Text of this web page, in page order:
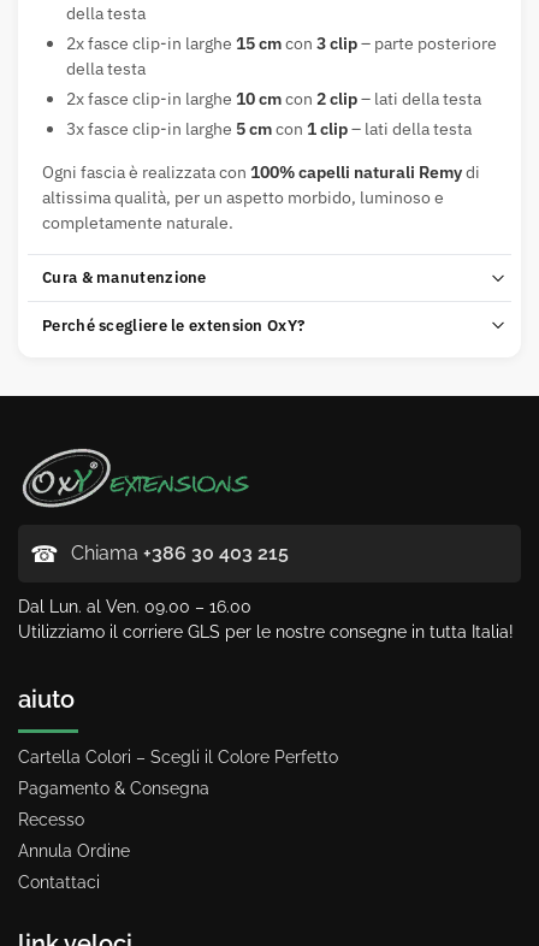
della testa
2x fasce clip-in larghe 15 cmcon 3 clip– parte posteriore
della testa
2x fasce clip-in larghe 10 cmcon 2 clip– lati della testa
3x fasce clip-in larghe 5 cmcon 1 clip– lati della testa
Ogni fascia è realizzata con 100% capelli naturali Remydi
altissima qualità, per un aspetto morbido, luminoso e
completamente naturale.
Cura & manutenzione
Perché scegliere le extension OxY?
☎ Chiama +386 30 403 215
Dal Lun. al Ven. 09.00 – 16.00
Utilizziamo il corriere GLS per le nostre consegne in tutta Italia!
aiuto
Cartella Colori – Scegli il Colore Perfetto
Pagamento & Consegna
Recesso
Annula Ordine
Contattaci